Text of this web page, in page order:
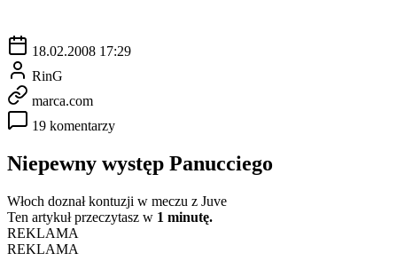
18.02.2008 17:29
RinG
marca.com
19 komentarzy
Niepewny występ Panucciego
Włoch doznał kontuzji w meczu z Juve
Ten artykuł przeczytasz w 1 minutę.
REKLAMA
REKLAMA